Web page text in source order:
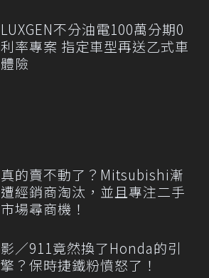
LUXGEN不分油電100萬分期0
利率專案 指定車型再送乙式車
體險
真的賣不動了？Mitsubishi漸
遭經銷商淘汰，並且專注二手
市場尋商機！
影／911竟然換了Honda的引
擎？保時捷鐵粉憤怒了！